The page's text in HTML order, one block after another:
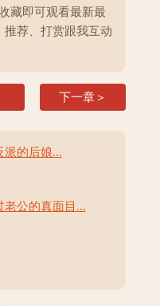
藏即可观看最新最
荐、打赏跟我互动
下一章＞
派的后娘...
老公的真面目...